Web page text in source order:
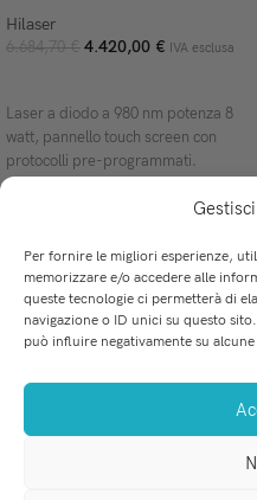
Per fornire le migliori esperienze,
memorizzare e/o accedere alle
queste tecnologie ci permetterà di
navigazione o ID unici su questo
può influire negativamente su
Hilaser
6.684,70€ 4.420,00 € IVA esclusa
Laser a diodo a 980 nm potenza 8
watt, pannello touch screen con
protocolli pre-programmati.
La soluzione perfetta per i
Via Mercadante 8, San
WhatsApp: 379 226 3035